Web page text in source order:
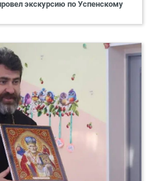
экскурсию по Успенскому